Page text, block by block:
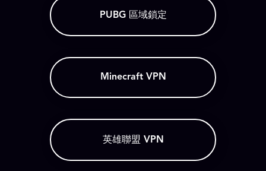
PUBG 區域鎖定
Minecraft VPN
英雄聯盟 VPN